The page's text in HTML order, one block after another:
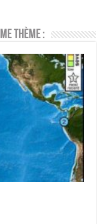
thème :